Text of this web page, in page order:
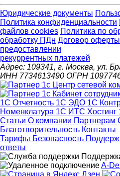
Юридические документы
Политика конфиденциальности
файлов cookies Политика по
обработку ПДн Договор оферты
предоставлении
рекуррентных платежей
Адрес: 109341, г. Москва, ул.
ИНН 7734613490 ОГРН
1С Отчетность 1С ЭДО 1С
Номенклатура 1С ИТС Хостинг
Статьи О компании Партнерам
Благотворительность Контакты
Тарифы Безопасность
ответы
A-